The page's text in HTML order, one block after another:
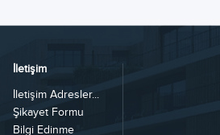
İletişim
İletişim Adresler...
Şikayet Formu
Bilgi Edinme